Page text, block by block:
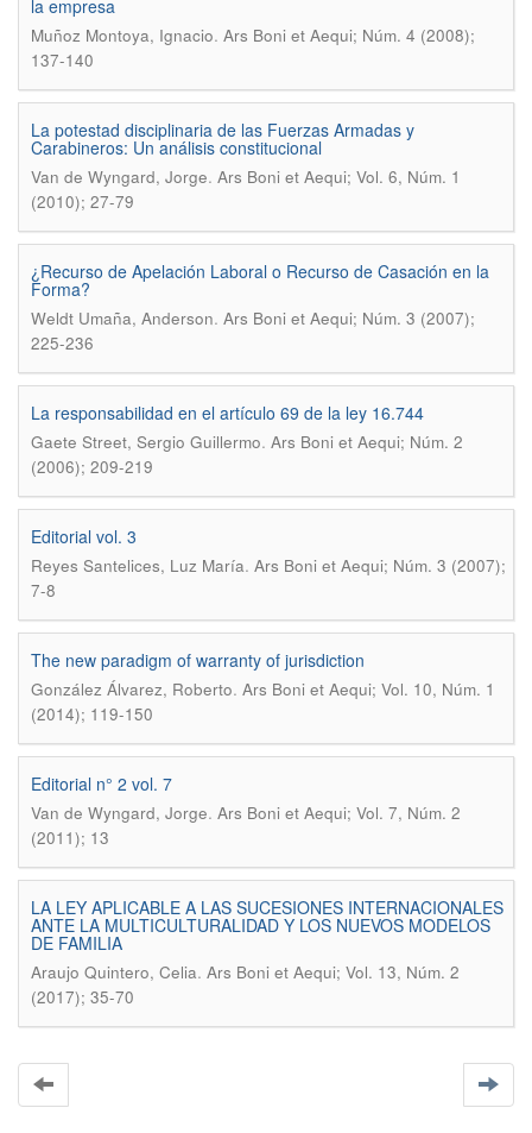
la empresa
Muñoz Montoya, Ignacio. Ars Boni et Aequi; Núm. 4 (2008);
137-140
La potestad disciplinaria de las Fuerzas Armadas y
Carabineros: Un análisis constitucional
Van de Wyngard, Jorge. Ars Boni et Aequi; Vol. 6, Núm. 1
(2010); 27-79
¿Recurso de Apelación Laboral o Recurso de Casación en la
Forma?
Weldt Umaña, Anderson. Ars Boni et Aequi; Núm. 3 (2007);
225-236
La responsabilidad en el artículo 69 de la ley 16.744
Gaete Street, Sergio Guillermo. Ars Boni et Aequi; Núm. 2
(2006); 209-219
Editorial vol. 3
Reyes Santelices, Luz María. Ars Boni et Aequi; Núm. 3 (2007);
7-8
The new paradigm of warranty of jurisdiction
González Álvarez, Roberto. Ars Boni et Aequi; Vol. 10, Núm. 1
(2014); 119-150
Editorial n° 2 vol. 7
Van de Wyngard, Jorge. Ars Boni et Aequi; Vol. 7, Núm. 2
(2011); 13
LA LEY APLICABLE A LAS SUCESIONES INTERNACIONALES
ANTE LA MULTICULTURALIDAD Y LOS NUEVOS MODELOS
DE FAMILIA
Araujo Quintero, Celia. Ars Boni et Aequi; Vol. 13, Núm. 2
(2017); 35-70